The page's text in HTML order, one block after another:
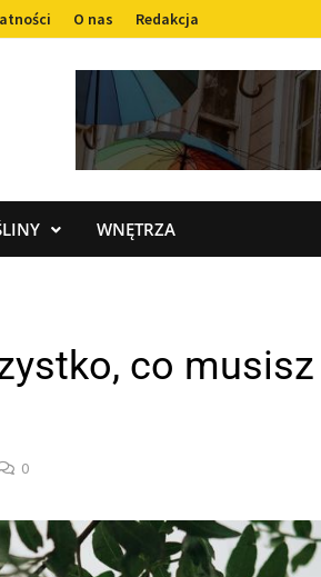
O nas Redakcja
WNĘTRZA
co
0